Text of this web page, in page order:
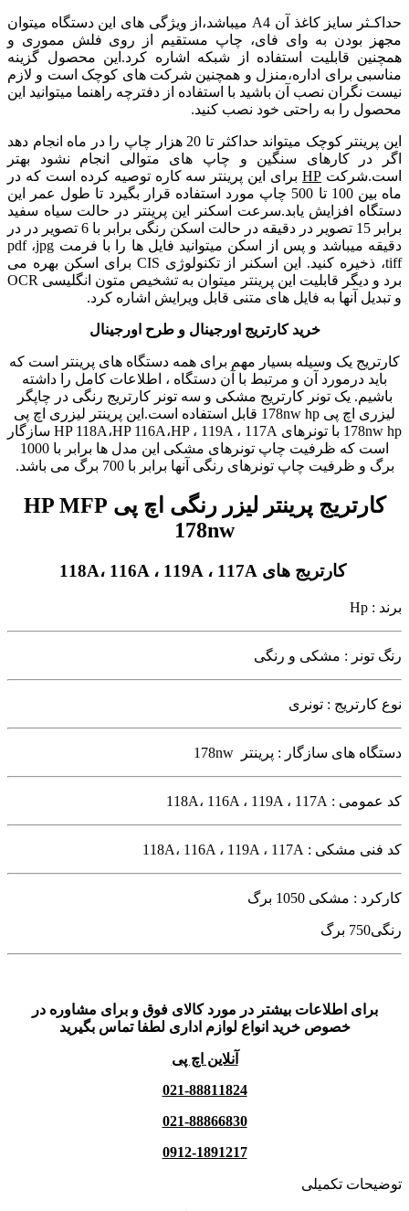
حداکـثر سایز کاغذ آن A4 میباشد،از ویژگی های این دستگاه میتوان
مجهز بودن به وای فای، چاپ مستقیم از روی فلش مموری و
همچنین قابلیت استفاده از شبکه اشاره کرد.این محصول گزینه
مناسبی برای اداره،منزل و همچنین شرکت های کوچک است و لازم
نیست نگران نصب آن باشید با استفاده از دفترچه راهنما میتوانید این
محصول را به راحتی خود نصب کنید.
این پرینتر کوچک میتواند حداکثر تا 20 هزار چاپ را در ماه انجام دهد
اگر در کارهای سنگین و چاپ های متوالی انجام نشود بهتر
است.شرکت HPبرای این پرینتر سه کاره توصیه کرده است که در
ماه بین 100 تا 500 چاپ مورد استفاده قرار بگیرد تا طول عمر این
دستگاه افزایش یابد.سرعت اسکنر این پرینتر در حالت سیاه سفید
برابر 15 تصویر در دقیقه در حالت اسکن رنگی برابر با 6 تصویر در در
دقیقه میباشد و پس از اسکن میتوانید فایل ها را با فرمت pdf ،jpg
،tiff ذخیره کنید. این اسکنر از تکنولوژی CIS برای اسکن بهره می
برد و دیگر قابلیت این پرینتر میتوان به تشخیص متون انگلیسی OCR
و تبدیل آنها به فایل های متنی قابل ویرایش اشاره کرد.
خرید کارتریج اورجینال و طرح اورجینال
کارتریج یک وسیله بسیار مهم برای همه دستگاه های پرینتر است که
باید درمورد آن و مرتبط با آن دستگاه ، اطلاعات کامل را داشته
باشیم. یک تونر کارتریج مشکی و سه تونر کارتریج رنگی در چاپگر
لیزری اچ پی 178nw hp قابل استفاده است.این پرینتر لیزری اچ پی
178nw hp با تونرهای HP 118A،HP 116A،HP ، 119A ، 117A سازگار
است که ظرفیت چاپ تونرهای مشکی این مدل ها برابر با 1000
برگ و ظرفیت چاپ تونرهای رنگی آنها برابر با 700 برگ می باشد.
کارتریج پرینتر لیزر رنگی اچ پی HP MFP
178nw
کارتریج های 118A، 116A ، 119A ، 117A
برند : Hp
رنگ تونر : مشکی و رنگی
نوع کارتریج : تونری
دستگاه های سازگار : پرینتر 178nw
کد عمومی : 118A، 116A ، 119A ، 117A
کد فنی مشکی : 118A، 116A ، 119A ، 117A
کارکرد : مشکی 1050 برگ
رنگی750 برگ
برای اطلاعات بیشتر در مورد کالای فوق و برای مشاوره در
خصوص خرید انواع لوازم اداری لطفا تماس بگیرید
آنلاین اچ پی
021-88811824
021-88866830
0912-1891217
توضیحات تکمیلی